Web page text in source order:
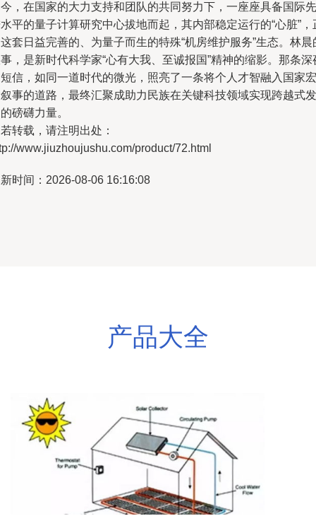
，在国家的大力支持和团队的共同努力下，一座座具备国际先
平的量子计算研究中心拔地而起，其内部稳定运行的“心脏”，
套日益完善的、为量子而生的特殊“机房维护服务”生态。林晨
，是新时代科学家“心有大我、至诚报国”精神的缩影。那条深
信，如同一道时代的微光，照亮了一条将个人才智融入国家宏
事的道路，最终汇聚成助力民族在关键科技领域实现跨越式发
磅礴力量。
转载，请注明出处：
www.jiuzhoujushu.com/product/72.html
时间：2026-08-06 16:16:08
产品大全